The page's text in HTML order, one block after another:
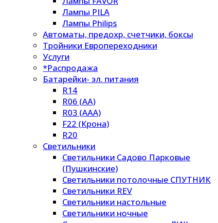
Лампы PILA
Лампы Philips
Автоматы, предохр, счетчики, боксы
Тройники Европереходники
Услуги
*Распродажа
Батарейки- эл. питания
R14
R06 (AA)
R03 (AAA)
F22 (Крона)
R20
Светильники
Светильники Садово Парковые
(Пушкинские)
Светильники потолочные СПУТНИК
Светильники REV
Светильники настольные
Светильники ночные